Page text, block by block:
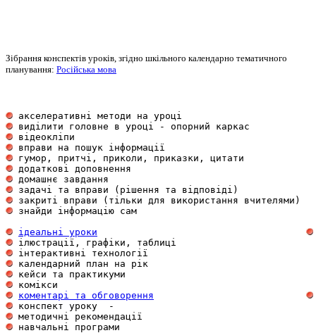
Зібрання конспектів уроків, згідно шкільного календарно тематичного
планування: Російська мова
акселеративні методи на
виділити головне в уроці - опорний
вправи на пошук
гумор, притчі, приколи, приказки,
додаткові
домашнє
задачі та вправи (рішення та
закриті вправи (тільки для використання
знайди інформацію
ідеальні уроки
ілюстрації, графіки,
інтерактивні
календарний план на
кейси та
коментарі та обговорення
конспект уроку
методичні
навчальні